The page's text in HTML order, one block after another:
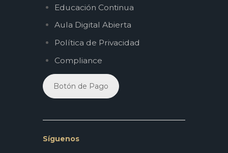
Educación Continua
Aula Digital Abierta
Política de Privacidad
Compliance
Botón de Pago
Síguenos